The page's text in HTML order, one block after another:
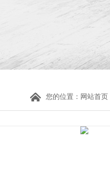
您的位置： 网站首页